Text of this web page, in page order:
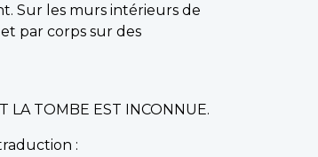
Sur les murs intérieurs de
par corps sur des
LA TOMBE EST INCONNUE.
: